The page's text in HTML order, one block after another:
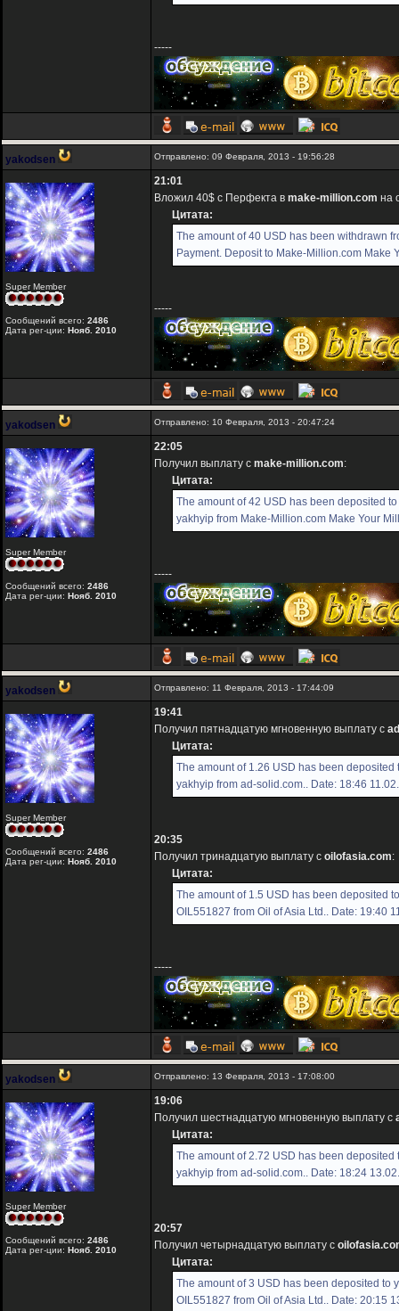
-----
yakodsen Отправлено: 09 Февраля, 2013 - 19:56:28
Super Member
Сообщений всего: 2486
Дата рег-ции: Нояб. 2010
21:01
Вложил 40$ с Перфекта в make-million.com на
Цитата:
The amount of 40 USD has been withdrawn
Payment. Deposit to Make-Million.com Make
-----
yakodsen Отправлено: 10 Февраля, 2013 - 20:47:24
Super Member
Сообщений всего: 2486
Дата рег-ции: Нояб. 2010
22:05
Получил выплату с make-million.com:
Цитата:
The amount of 42 USD has been deposited
yakhyip from Make-Million.com Make Your
-----
yakodsen Отправлено: 11 Февраля, 2013 - 17:44:09
Super Member
Сообщений всего: 2486
Дата рег-ции: Нояб. 2010
19:41
Получил пятнадцатую мгновенную выплату с
Цитата:
The amount of 1.26 USD has been
yakhyip from ad-solid.com.. Date: 18:46
20:35
Получил тринадцатую выплату с oilofasia.com:
Цитата:
The amount of 1.5 USD has been deposited
OIL551827 from Oil of Asia Ltd.. Date: 19:40
-----
yakodsen Отправлено: 13 Февраля, 2013 - 17:08:00
Super Member
Сообщений всего: 2486
Дата рег-ции: Нояб. 2010
19:06
Получил шестнадцатую мгновенную выплату с
Цитата:
The amount of 2.72 USD has been
yakhyip from ad-solid.com.. Date: 18:24
20:57
Получил четырнадцатую выплату с
Цитата:
The amount of 3 USD has been deposited to
OIL551827 from Oil of Asia Ltd.. Date: 20:15